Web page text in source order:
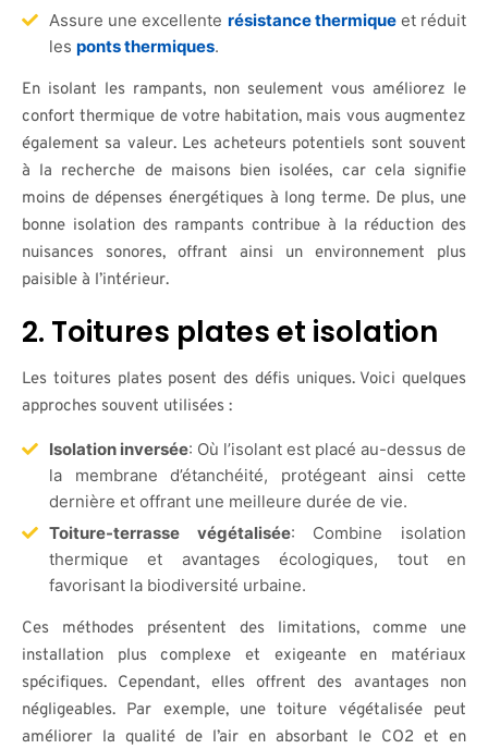
Assure une excellente résistance thermiqueet réduit
les ponts thermiques.
En isolant les rampants, non seulement vous améliorez le
confort thermique de votre habitation, mais vous augmentez
également sa valeur. Les acheteurs potentiels sont souvent
à la recherche de maisons bien isolées, car cela signifie
moins de dépenses énergétiques à long terme. De plus, une
bonne isolation des rampants contribue à la réduction des
nuisances sonores, offrant ainsi un environnement plus
paisible à l’intérieur.
2. Toitures plates et isolation
Les toitures plates posent des défis uniques. Voici quelques
approches souvent utilisées :
Isolation inversée: Où l’isolant est placé au-dessus de
la membrane d’étanchéité, protégeant ainsi cette
dernière et offrant une meilleure durée de vie.
Toiture-terrasse végétalisée: Combine isolation
thermique et avantages écologiques, tout en
favorisant la biodiversité urbaine.
Ces méthodes présentent des limitations, comme une
installation plus complexe et exigeante en matériaux
spécifiques. Cependant, elles offrent des avantages non
négligeables. Par exemple, une toiture végétalisée peut
améliorer la qualité de l’air en absorbant le CO2 et en